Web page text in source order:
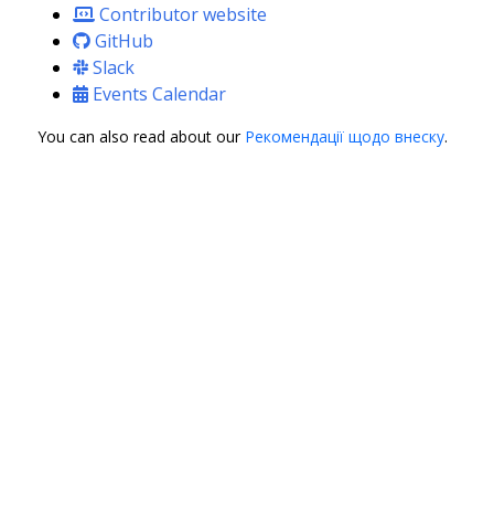
Contributor website
GitHub
Slack
Events Calendar
You can also read about our Рекомендації щодо внеску.